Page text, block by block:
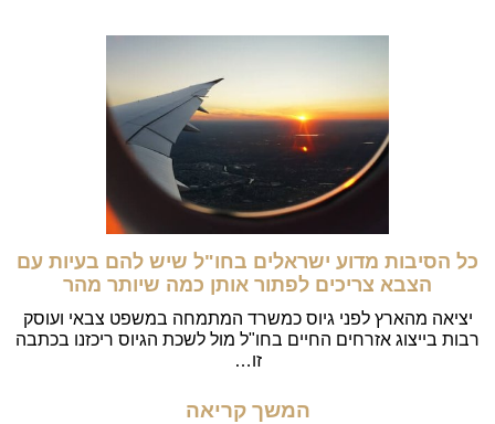
כל הסיבות מדוע ישראלים בחו"ל שיש להם בעיות עם
הצבא צריכים לפתור אותן כמה שיותר מהר
יציאה מהארץ לפני גיוס כמשרד המתמחה במשפט צבאי ועוסק
רבות בייצוג אזרחים החיים בחו"ל מול לשכת הגיוס ריכזנו בכתבה
זו…
המשך קריאה